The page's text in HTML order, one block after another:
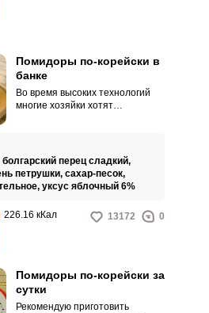
Помидоры по-корейски в
банке
Во время высоких технологий
многие хозяйки хотят
не пострадало. Поэтому все
хотят, чтобы готовка была
быстрой и простой, а результат
был вкусным.
болгарский перец сладкий,
петрушки, сахар-песок,
уксус яблочный 6%
226.16 кКал 13172 0
Помидоры по-корейски за
сутки
Рекомендую приготовить